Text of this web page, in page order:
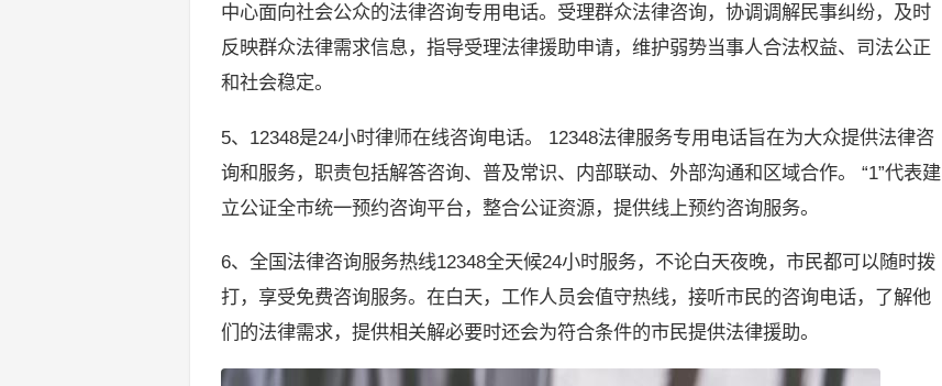
中心面向社会公众的法律咨询专用电话。受理群众法律咨询，协调调解民事纠纷，及时
反映群众法律需求信息，指导受理法律援助申请，维护弱势当事人合法权益、司法公正
和社会稳定。
5、12348是24小时律师在线咨询电话。 12348法律服务专用电话旨在为大众提供法律咨
询和服务，职责包括解答咨询、普及常识、内部联动、外部沟通和区域合作。 “1”代表建
立公证全市统一预约咨询平台，整合公证资源，提供线上预约咨询服务。
6、全国法律咨询服务热线12348全天候24小时服务，不论白天夜晚，市民都可以随时拨
打，享受免费咨询服务。在白天，工作人员会值守热线，接听市民的咨询电话，了解他
们的法律需求，提供相关解必要时还会为符合条件的市民提供法律援助。